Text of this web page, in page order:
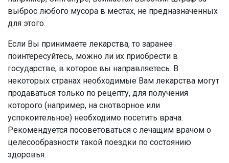
выброс любого мусора в местах, не предназначенных
для этого.
Если Вы принимаете лекарства, то заранее
поинтересуйтесь, можно ли их приобрести в
государстве, в которое вы направляетесь. В
некоторых странах необходимые Вам лекарства могут
продаваться только по рецепту, для получения
которого (например, на снотворное или
успокоительное) необходимо посетить врача.
Рекомендуется посоветоваться с лечащим врачом о
целесообразности такой поездки по состоянию
здоровья.